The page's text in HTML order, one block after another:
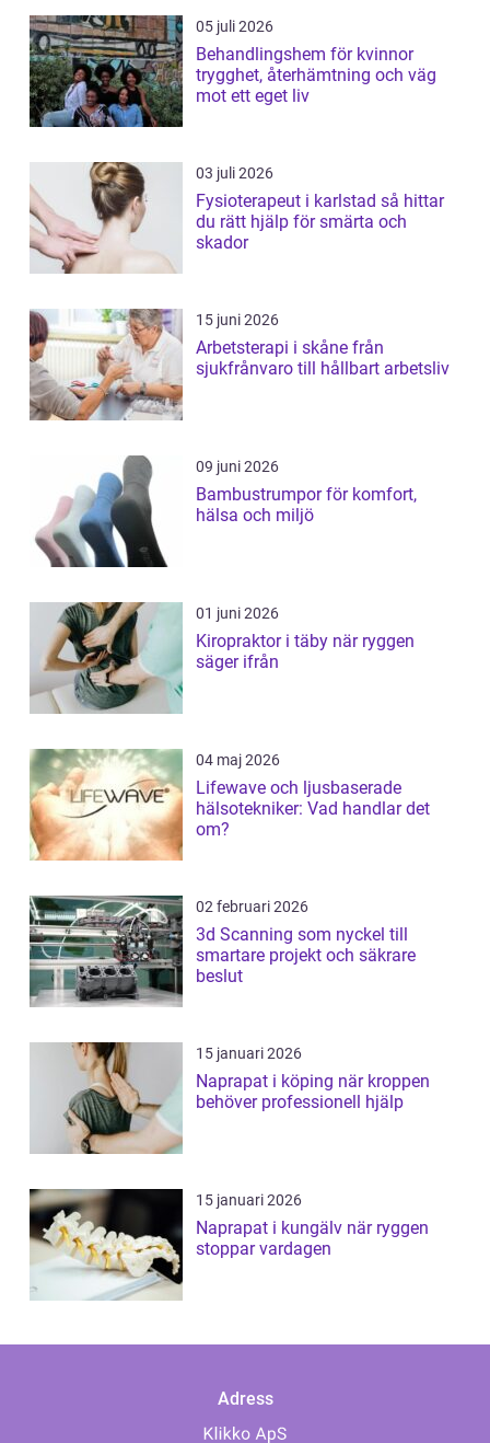
05 juli 2026
Behandlingshem för kvinnor
trygghet, återhämtning och väg
mot ett eget liv
03 juli 2026
Fysioterapeut i karlstad så hittar
du rätt hjälp för smärta och
skador
15 juni 2026
Arbetsterapi i skåne från
sjukfrånvaro till hållbart arbetsliv
09 juni 2026
Bambustrumpor för komfort,
hälsa och miljö
01 juni 2026
Kiropraktor i täby när ryggen
säger ifrån
04 maj 2026
Lifewave och ljusbaserade
hälsotekniker: Vad handlar det
om?
02 februari 2026
3d Scanning som nyckel till
smartare projekt och säkrare
beslut
15 januari 2026
Naprapat i köping när kroppen
behöver professionell hjälp
15 januari 2026
Naprapat i kungälv när ryggen
stoppar vardagen
Adress